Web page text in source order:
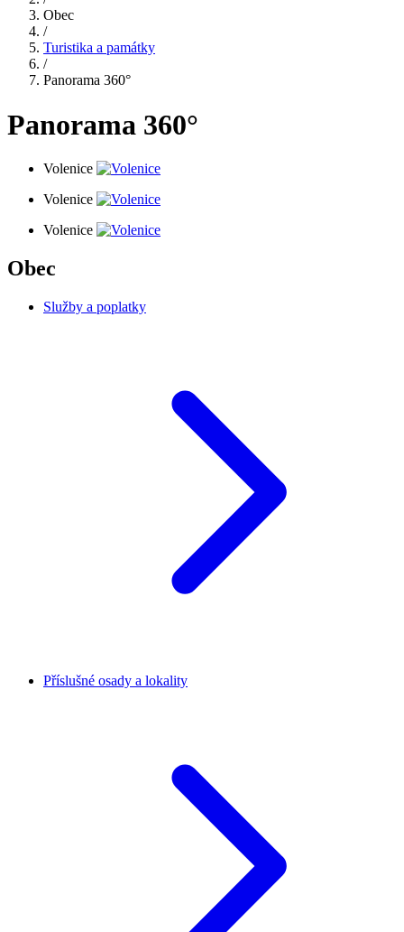
Obec
/
Turistika a památky
/
Panorama 360°
Panorama 360°
Volenice
Volenice
Volenice
Obec
Služby a poplatky
Příslušné osady a lokality